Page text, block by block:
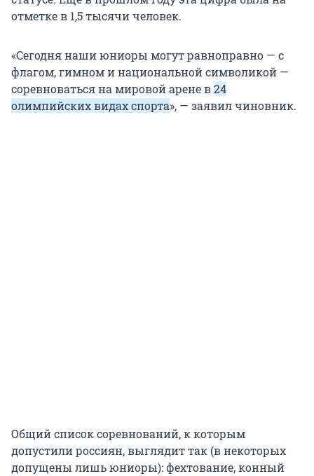
отметке в 1,5 тысячи человек.
«Сегодня наши юниоры могут равноправно — с
флагом, гимном и национальной символикой —
соревноваться на мировой арене в24
олимпийских видах спорта», — заявил чиновник.
Общий список соревнований, к которым
допустили россиян, выглядит так (в некоторых
допущены лишь юниоры): фехтование, конный